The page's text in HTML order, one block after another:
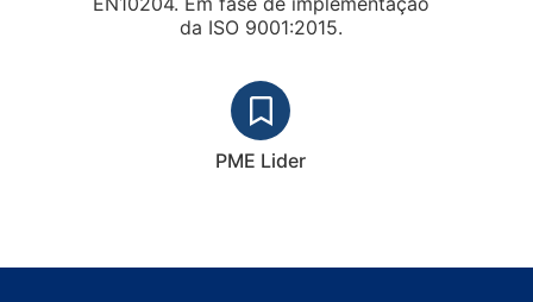
da ISO 9001:2015.
PME Lider